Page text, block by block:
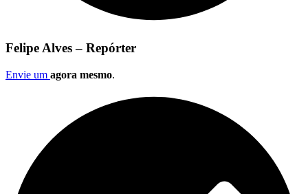
Felipe Alves – Repórter
Envie um agora mesmo.